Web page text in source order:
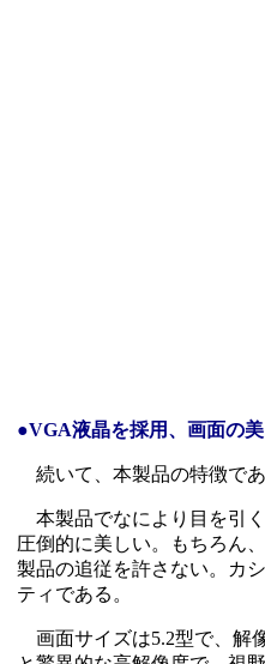
●VGA液晶を採用、画面の
続いて、本製品の特徴で
本製品でなにより目を引
圧倒的に美しい。もちろん
製品の追従を許さない。カ
ティである。
画面サイズは5.2型で、解